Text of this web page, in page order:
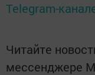
Telegram-
Читайте
мессенджере